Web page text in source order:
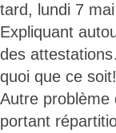
tard, lundi 7
Expliquant
des
quoi que ce
Autre problème
portant